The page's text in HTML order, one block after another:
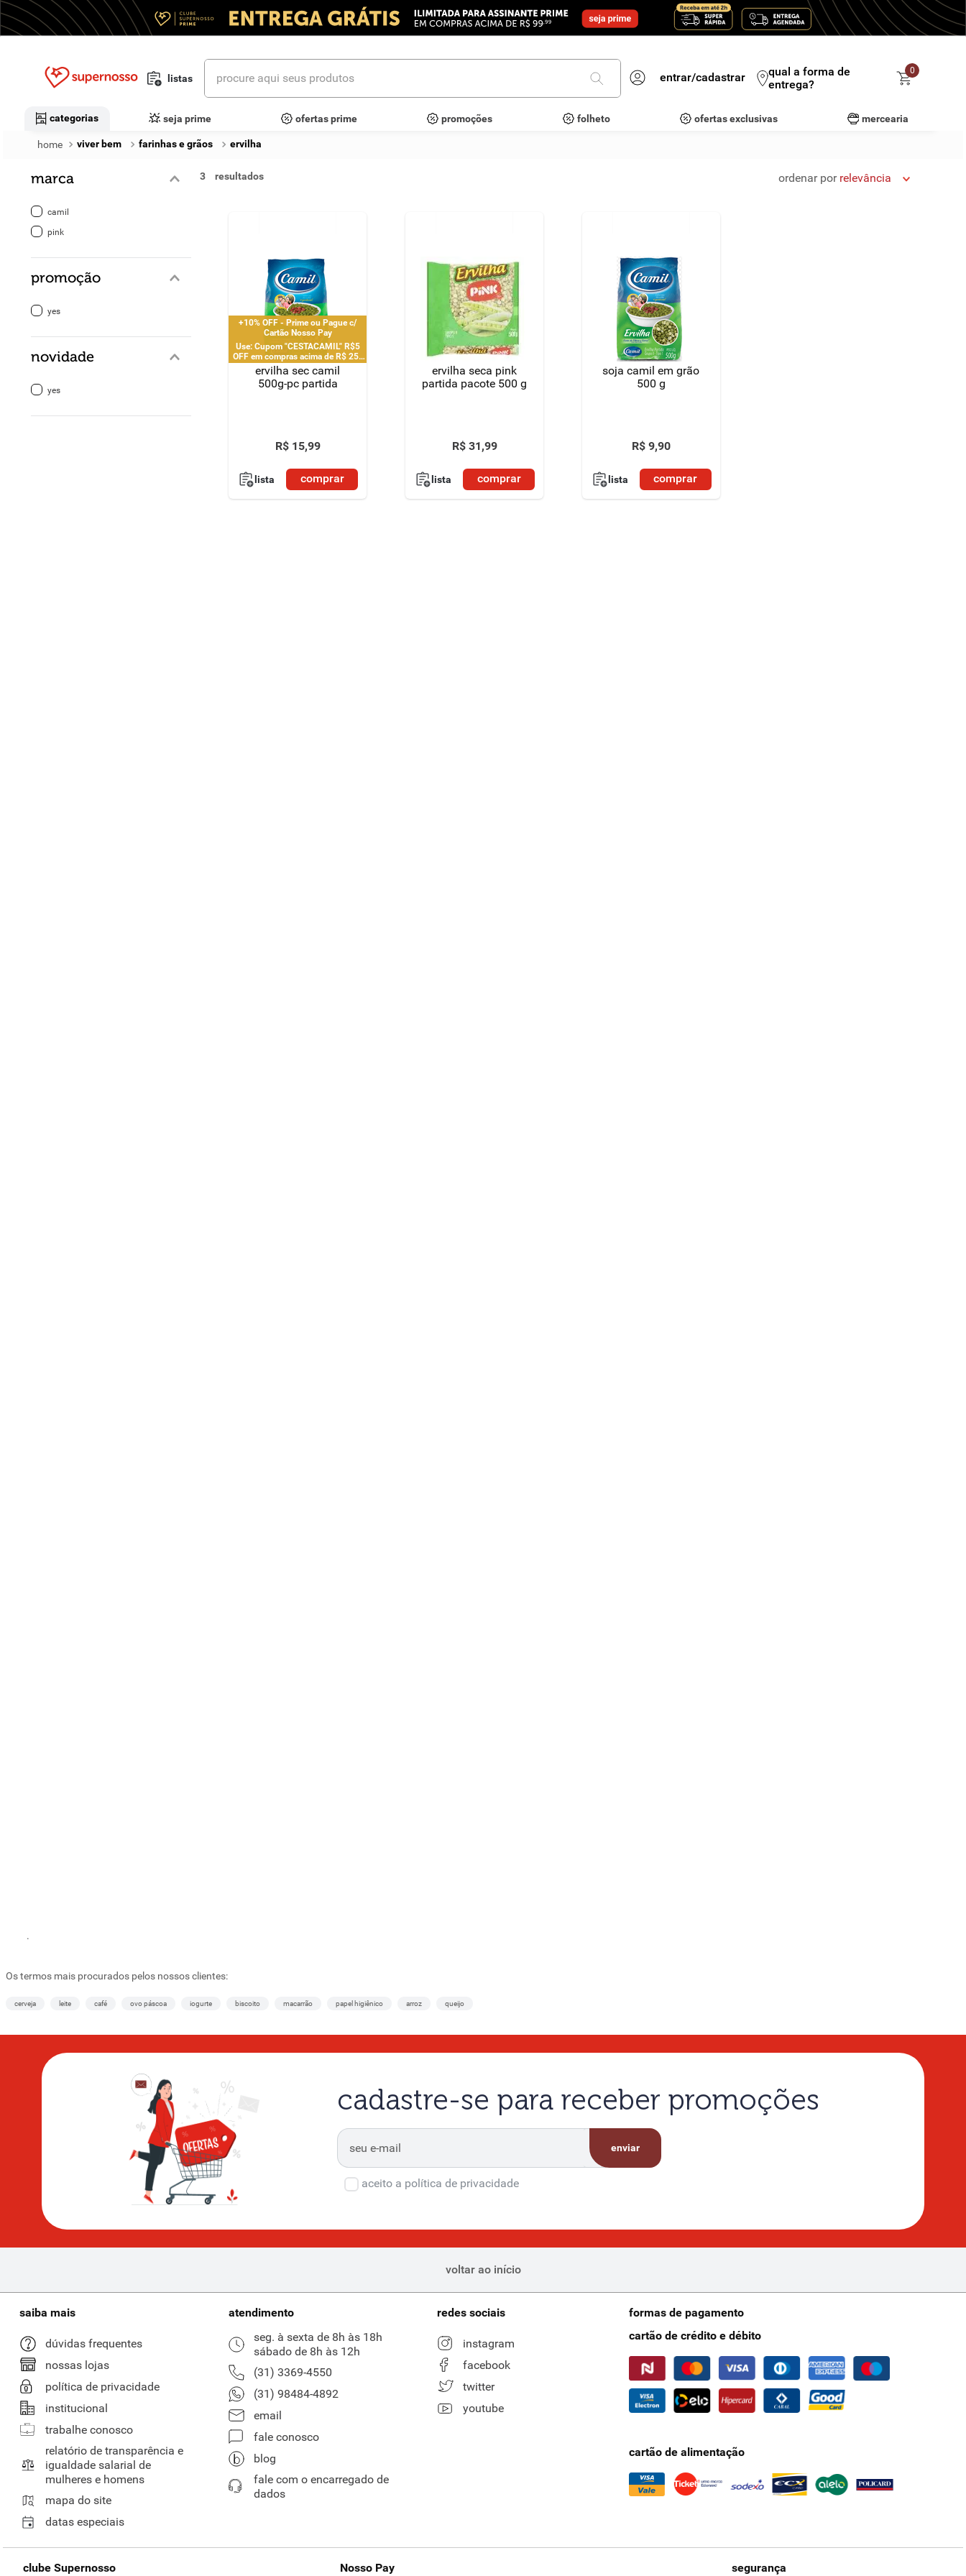
listas
procure aqui seus produtos
entrar/cadastrar
qual a forma de
entrega?
0
categorias seja prime ofertas prime promoções folheto ofertas exclusivas mercearia
viver bem farinhas e grãos ervilha
marca
camil
pink
promoção
yes
novidade
yes
3 ordenar por relevância
+10% OFF - Prime ou Pague c/
Cartão Nosso Pay
Use: Cupom "CESTACAMIL" R$5
OFF em compras acima de R$ 25 |
limitado a 2 pedido por CPF
ervilha sec camil
500g-pc partida
R$ 15,99
lista comprar
ervilha seca pink
partida pacote 500 g
R$ 31,99
lista comprar
soja camil em grão
500 g
R$ 9,90
lista comprar
.
Os termos mais procurados pelos nossos clientes:
cerveja leite café ovo páscoa iogurte biscoito macarrão papel higiênico arroz queijo
cadastre-se para receber promoções
enviar
aceito a política de privacidade
voltar ao início
saiba mais
dúvidas frequentes
nossas lojas
política de privacidade
institucional
trabalhe conosco
relatório de transparência e
igualdade salarial de
mulheres e homens
mapa do site
datas especiais
atendimento
seg. à sexta de 8h às 18h
sábado de 8h às 12h
(31) 3369-4550
(31) 98484-4892
email
fale conosco
blog
fale com o encarregado de
dados
redes sociais
instagram
facebook
twitter
youtube
formas de pagamento
cartão de crédito e débito
cartão de alimentação
clube Supernosso Nosso Pay segurança
termos mais buscados
vinhos
detergente
macarrão